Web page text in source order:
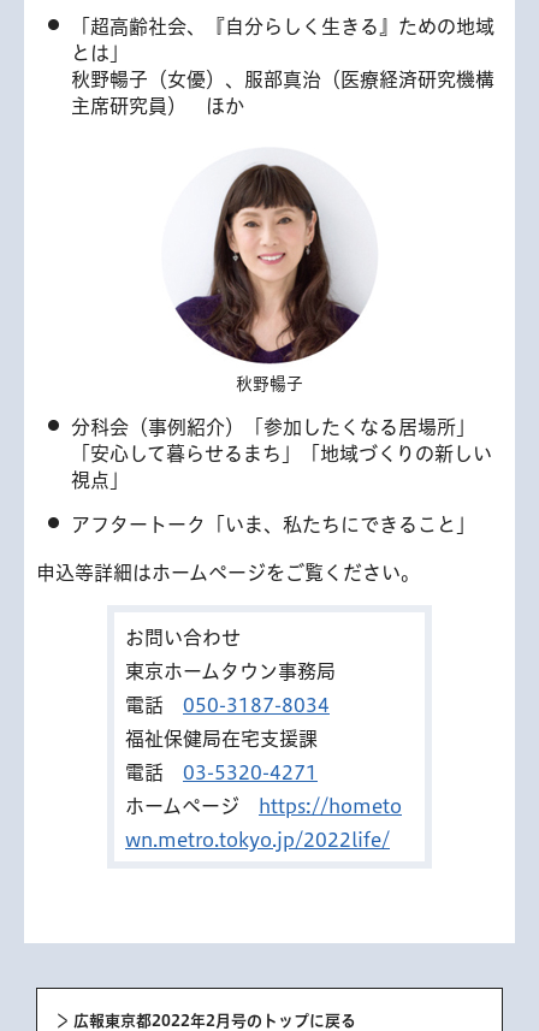
「超高齢社会、『自分らしく生きる』ための地域
とは」
秋野暢子（女優）、服部真治（医療経済研究機構
主席研究員） ほか
秋野暢子
分科会（事例紹介）「参加したくなる居場所」
「安心して暮らせるまち」「地域づくりの新しい
視点」
アフタートーク「いま、私たちにできること」
申込等詳細はホームページをご覧ください。
お問い合わせ
東京ホームタウン事務局
電話 050-3187-8034
福祉保健局在宅支援課
電話 03-5320-4271
ホームページ
https://hometo
wn.metro.tokyo.jp/2022life/
広報東京都2022年2月号のトップに戻る